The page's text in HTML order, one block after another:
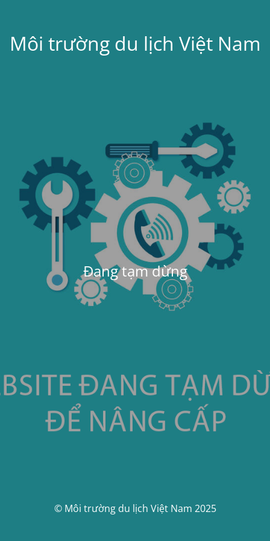
Môi trường du lịch Việt Nam
Đang tạm dừng
© Môi trường du lịch Việt Nam 2025